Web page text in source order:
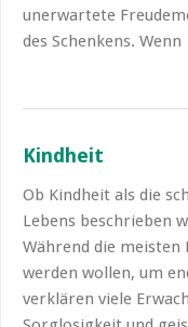
unerwartete
des Schenkens.
Kindheit
Ob Kindheit als die
Lebens beschrieben
Während die
werden wollen, um
verklären viele